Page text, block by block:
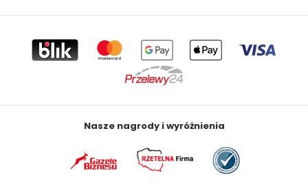
Nasze nagrody i wyróżnienia